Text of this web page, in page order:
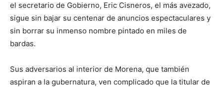
el secretario de Gobierno, Eric Cisneros, el más avezado,
sigue sin bajar su centenar de anuncios espectaculares y
sin borrar su inmenso nombre pintado en miles de
bardas.
Sus adversarios al interior de Morena, que también
aspiran a la gubernatura, ven complicado que la titular de